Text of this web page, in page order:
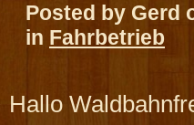
Posted by Gerd
in Fahrbetrieb
Hallo